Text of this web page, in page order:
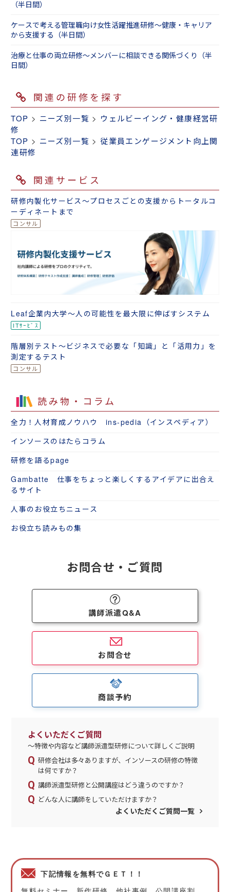
（半日間）
ケースで考える管理職向け女性活躍推進研修～健康・キャリア
から支援する（半日間）
治療と仕事の両立研修～メンバーに相談できる関係づくり（半
日間）
関連の研修を探す
TOP > ニーズ別一覧 > ウェルビーイング・健康経営研
修
TOP > ニーズ別一覧 >従業員エンゲージメント向上関
連研修
関連サービス
研修内製化サービス～プロセスごとの支援からトータルコ
ーディネートまで
Leaf企業内大学～人の可能性を最大限に伸ばすシステム
階層別テスト～ビジネスで必要な「知識」と「活用力」を
測定するテスト
読み物・コラム
全力！人材育成ノウハウ ins-pedia（インスペディア）
インソースのはたらコラム
研修を語るpage
Gambatte 仕事をちょっと楽しくするアイデアに出合え
るサイト
人事のお役立ちニュース
お役立ち読みもの集
お問合せ・ご質問
講師派遣Q&A
お問合せ
商談予約
よくいただくご質問
～特徴や内容など講師派遣型研修について詳しくご説明
研修会社は多々ありますが、インソースの研修の特徴
は何ですか？
講師派遣型研修と公開講座はどう違うのですか？
どんな人に講師をしていただけますか？
よくいただくご質問一覧
下記情報を無料でＧＥＴ！！